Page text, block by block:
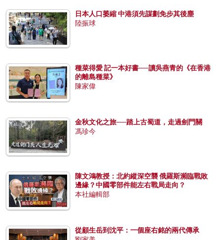
日本人口萎縮 中港須先謀劃免步其後塵
陸振球
種菜得愛 記一本好書──讀吳燕青的《在香港
的離島種菜》
陳家偉
金秋文化之旅──踏上古蜀道，走過劍門關
馮珍今
陳文鴻教授：北約縱深空襲 俄羅斯瀕臨戰敗
邊緣？中國零部件能左右戰局走向？
本社編輯部
從顧生岳到沈平：一個座右銘的兩代傳承